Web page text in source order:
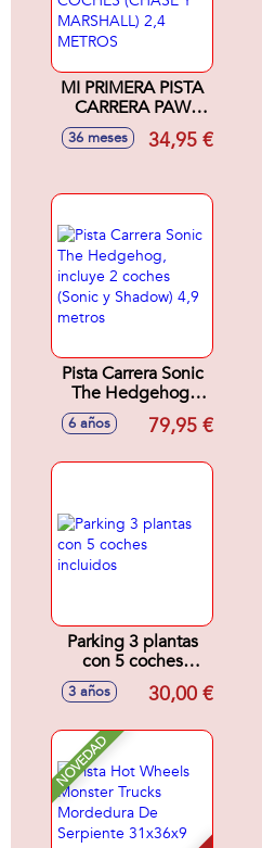
MI PRIMERA PISTA
CARRERA PAW
PATROL INCLUYE 2
COCHES (CHASE Y
36 meses 34,95 €
Pista Carrera Sonic
The Hedgehog,
incluye 2 coches
(Sonic y Shadow)
6 años 79,95 €
Parking 3 plantas
con 5 coches
incluidos
3 años 30,00 €
NOVEDAD